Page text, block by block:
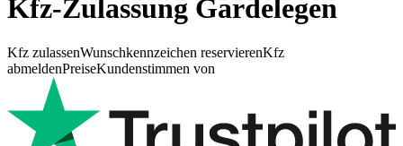
Kfz-Zulassung Gardelegen
Kfz zulassenWunschkennzeichen reservierenKfz
abmeldenPreiseKundenstimmen von